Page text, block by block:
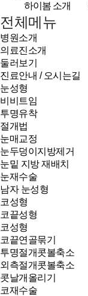
하이봄 소개
전체메뉴
병원소개
의료진소개
둘러보기
진료안내 / 오시는길
눈성형
비비트임
투명유착
절개법
눈매교정
눈두덩이지방제거
눈밑 지방 재배치
눈재수술
남자 눈성형
코성형
코끝성형
코성형
코끝연골묶기
투명절개콧볼축소
외측절개콧볼축소
콧날개올리기
코재수술